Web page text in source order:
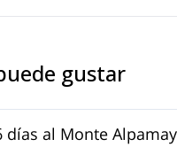
gustar
días al Monte